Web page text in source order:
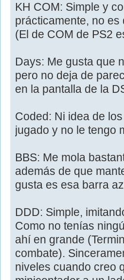
KH COM: Simple y
prácticamente, no
(El de COM de PS2
Days: Me gusta que
pero no deja de
en la pantalla de la
Coded: Ni idea de
jugado y no le tengo
BBS: Me mola
además de que
gusta es esa barra
DDD: Simple,
Como no tenías
ahí en grande
combate).
niveles cuando creo